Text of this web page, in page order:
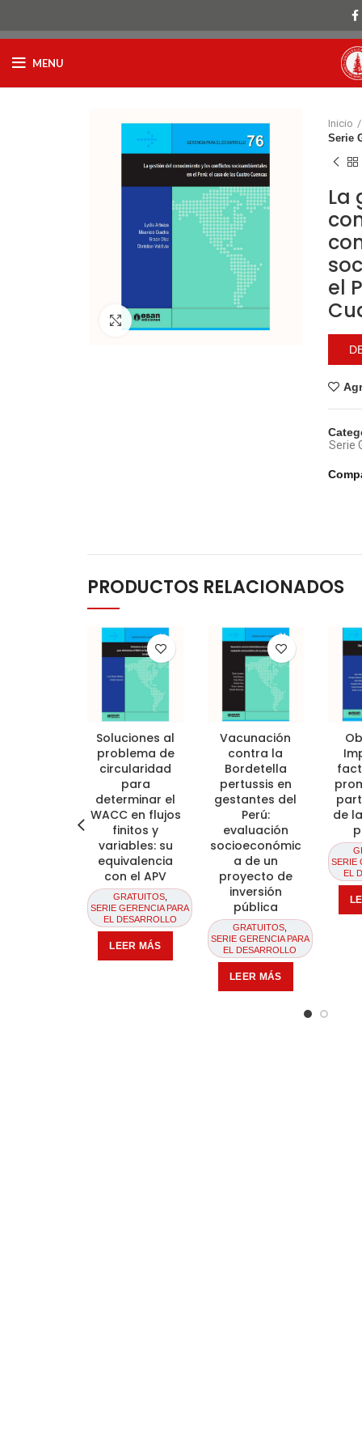
MENU
Click to enlarge
Inicio
Serie
La
el
Serie
PRODUCTOS RELACIONADOS
Soluciones al
problema de
circularidad
para
determinar el
WACC en flujos
finitos y
variables: su
equivalencia
con el APV
GRATUITOS,
SERIE GERENCIA PARA
EL DESARROLLO
LEER MÁS
Vacunación
contra la
Bordetella
pertussis en
gestantes del
Perú:
evaluación
socioeconómic
a de un
proyecto de
inversión
pública
GRATUITOS
SERIE GERENCIA PARA
EL DESARROLLO
LEER MÁS
de
SERIE
EL